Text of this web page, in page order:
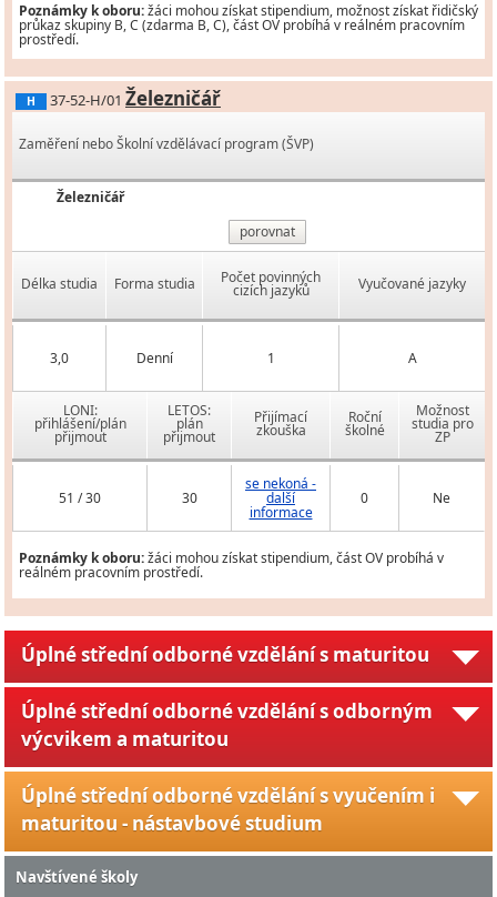
Poznámky k oboru:žáci mohou získat stipendium, možnost získat řidičský
průkaz skupiny B, C (zdarma B, C), část OV probíhá v reálném pracovním
prostředí.
H 37-52-H/01 Železničář
Zaměření nebo Školní vzdělávací program (ŠVP)
Železničář
porovnat
Délka studia Forma studia Počet povinných
cizích jazyků Vyučované jazyky
3,0 Denní 1 A
LONI:
přihlášení/plán
přijmout
LETOS:
plán
přijmout
Přijímací
zkouška
Roční
školné
Možnost
studia pro
ZP
51 / 30 30
se nekoná -
další
informace
0 Ne
Poznámky k oboru:žáci mohou získat stipendium, část OV probíhá v
reálném pracovním prostředí.
Úplné střední odborné vzdělání s maturitou
Úplné střední odborné vzdělání s odborným
výcvikem a maturitou
Úplné střední odborné vzdělání s vyučením i
maturitou - nástavbové studium
Navštívené školy